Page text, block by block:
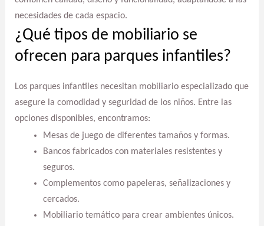
necesidades de cada espacio.
¿Qué tipos de mobiliario se
ofrecen para parques infantiles?
Los parques infantiles necesitan mobiliario especializado que
asegure la comodidad y seguridad de los niños. Entre las
opciones disponibles, encontramos:
Mesas de juego de diferentes tamaños y formas.
Bancos fabricados con materiales resistentes y
seguros.
Complementos como papeleras, señalizaciones y
cercados.
Mobiliario temático para crear ambientes únicos.